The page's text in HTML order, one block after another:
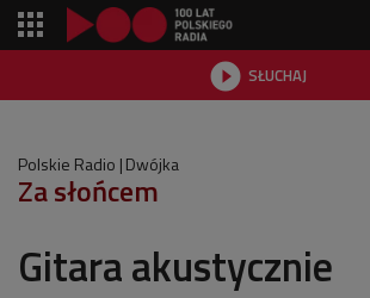
 SŁUCHAJ
Polskie Radio Dwójka
Za słońcem
Gitara akustycznie